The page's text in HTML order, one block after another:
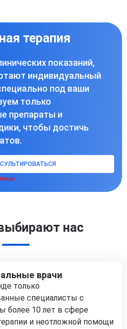
терапия
показаний,
индивидуальный
под ваши
только
препараты и
чтобы достичь
нас
врачи
только
специалисты с
более 10 лет в сфере
и неотложной помощи